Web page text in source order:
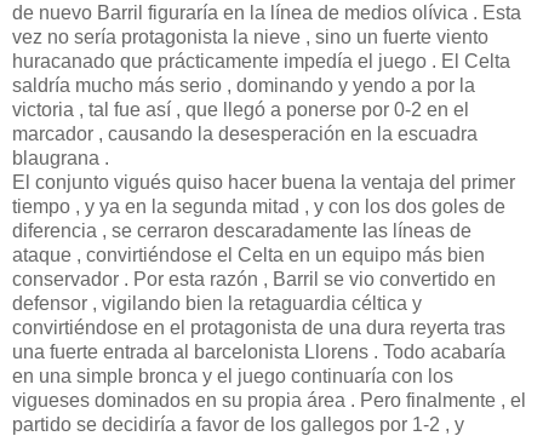
de nuevo Barril figuraría en la línea de medios olívica . Esta
vez no sería protagonista la nieve , sino un fuerte viento
huracanado que prácticamente impedía el juego . El Celta
saldría mucho más serio , dominando y yendo a por la
victoria , tal fue así , que llegó a ponerse por 0-2 en el
marcador , causando la desesperación en la escuadra
blaugrana .
El conjunto vigués quiso hacer buena la ventaja del primer
tiempo , y ya en la segunda mitad , y con los dos goles de
diferencia , se cerraron descaradamente las líneas de
ataque , convirtiéndose el Celta en un equipo más bien
conservador . Por esta razón , Barril se vio convertido en
defensor , vigilando bien la retaguardia céltica y
convirtiéndose en el protagonista de una dura reyerta tras
una fuerte entrada al barcelonista Llorens . Todo acabaría
en una simple bronca y el juego continuaría con los
vigueses dominados en su propia área . Pero finalmente , el
partido se decidiría a favor de los gallegos por 1-2 , y